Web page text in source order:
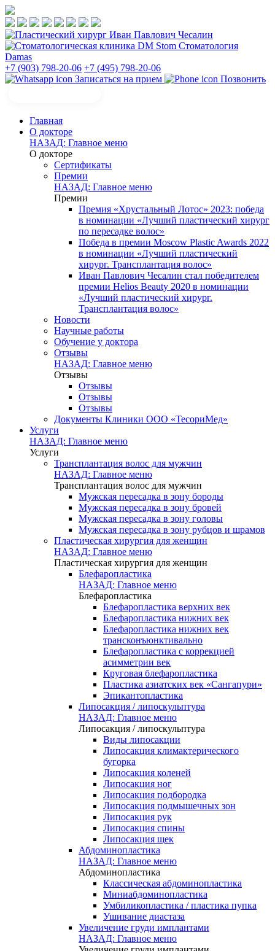
Стоматология
Damas
+7 (903) 798-20-06 +7 (495) 798-20-06
Записаться на прием
Позвонить
Главная
О докторе
НАЗАД: Главное меню
О докторе
Сертификаты
Премии
НАЗАД: Главное меню
Премии
Премия «Хрустальный Лотос» 2023: победа
в номинации «Лучший пластический хирург
по пересадке волос»
Победа в премии Moscow Plastic Awards 2022
в номинации «Лучший пластический
хирург. Трансплантация волос»
Иван Павлович Чесалин стал победителем
премии Helios Beauty 2020 в номинации
«Лучший пластический хирург.
Трансплантация волос»
Новости
Научные работы
Обучение у доктора
Отзывы
НАЗАД: Главное меню
Отзывы
Отзывы
Отзывы
Отзывы
Документы Клиники ООО «ТесориМед»
Услуги
НАЗАД: Главное меню
Услуги
Трансплантация волос для мужчин
НАЗАД: Главное меню
Трансплантация волос для мужчин
Мужская пересадка в зону бороды
Мужская пересадка в зону бровей
Мужская пересадка в зону головы
Мужская пересадка в зону рубцов и шрамов
Пластическая хирургия для женщин
НАЗАД: Главное меню
Пластическая хирургия для женщин
Блефаропластика
НАЗАД: Главное меню
Блефаропластика
Блефаропластика верхних век
Блефаропластика нижних век
Блефаропластика нижних век
трансконъюнктивально
Блефаропластика с коррекцией
асимметрии век
Круговая блефаропластика
Пластика азиатских век «Сангапури»
Эпикантопластика
Липосакция / липоскульптура
НАЗАД: Главное меню
Липосакция / липоскульптура
Виды липосакции
Липосакция климактерического
бугорка
Липосакция коленей
Липосакция ног
Липосакция подбородка
Липосакция подмышечных зон
Липосакция рук
Липосакция спины
Липосакция щек
Абдоминопластика
НАЗАД: Главное меню
Абдоминопластика
Классическая абдоминопластика
Миниабдоминопластика
Умбиликопластика / пластика пупка
Ушивание диастаза
Увеличение груди имплантами
НАЗАД: Главное меню